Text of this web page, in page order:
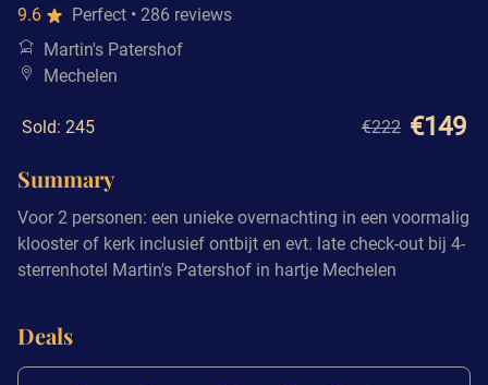
9.6 Perfect • 286 reviews
Martin's Patershof
Mechelen
Sold: 245 €222 €149
Summary
Voor 2 personen: een unieke overnachting in een voormalig
klooster of kerk inclusief ontbijt en evt. late check-out bij 4-
sterrenhotel Martin's Patershof in hartje Mechelen
Deals